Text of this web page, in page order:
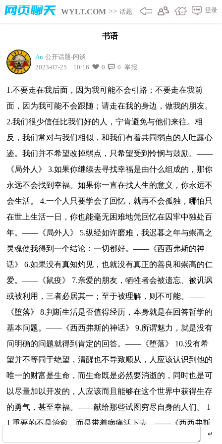
网页聊天 WYLT.COM >> 话题 登录
书语
An 公开话题-闲谈
2023-07-25 10:16
0 0 举报
1.不要走在我后面，因为我可能不会引路；不要走在我前
面，因为我可能不会跟随；请走在我的身边，做我的朋友。
2.我们很少信任比我们好的人，宁肯避免与他们来往。相
反，我们常对与我们相似，和我们有着共同弱点的人吐露心
迹。我们并不希望改掉弱点，只希望受到怜悯与鼓励。——
《局外人》 3.如果你继续去寻找幸福是由什么组成的，那你
永远不会找到幸福。如果你一直在找人生的意义，你永远不
会生活。 4.一个人只要学会了回忆，就再不会孤独，哪怕只
在世上生活一日，你也能毫无困难地凭回忆在囚牢中独处百
年。——《局外人》 5.纵经如许磨难，我迟暮之年与崇高之
灵魂使我得到一个结论：一切都好。——《西西弗斯的神
话》 6.如果没有真知灼见，也就没有真正的善良和崇高的仁
爱。——《鼠疫》 7.亲爱的朋友，牺牲者会被遗忘、被讥讽
或被利用，三者必居其一；至于被理解，则不可能。——
《堕落》 8.判断生活是否值得经历，本身就是在回答哲学的
基本问题。——《西西弗斯的神话》 9.所谓魅力，就是没有
问明确的问题就得到肯定的回答。——《堕落》 10.没有希
望并不等同于绝望，清醒也不导致顺从，人应该认识到他的
唯一的财富是生命，而生命既是必然要消逝的，同时也是可
以尽量加以开发的，人应该而且能够在这个世界中获得生存
的勇气，甚至幸福。——献给那些试图穷尽自身的人们。 1
1.重要的不是治愈，而是带着病痛活下去。——《西西弗斯
的神话》 12.没有对生活绝望，就不会爱生活。There is not lo